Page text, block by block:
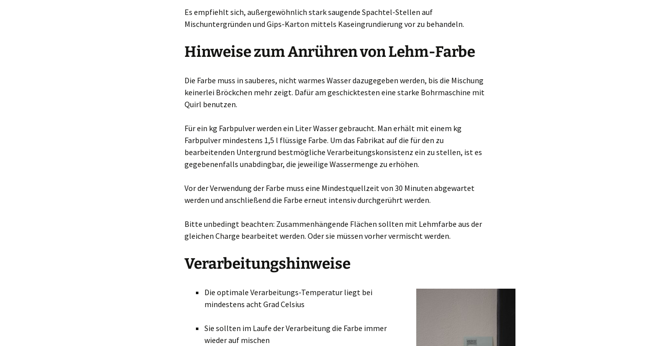
Es empfiehlt sich, außergewöhnlich stark saugende Spachtel-Stellen auf
Mischuntergründen und Gips-Karton mittels Kaseingrundierung vor zu behandeln.
Hinweise zum Anrühren von Lehm-Farbe
Die Farbe muss in sauberes, nicht warmes Wasser dazugegeben werden, bis die Mischung
keinerlei Bröckchen mehr zeigt. Dafür am geschicktesten eine starke Bohrmaschine mit
Quirl benutzen.
Für ein kg Farbpulver werden ein Liter Wasser gebraucht. Man erhält mit einem kg
Farbpulver mindestens 1,5 l flüssige Farbe. Um das Fabrikat auf die für den zu
bearbeitenden Untergrund bestmögliche Verarbeitungskonsistenz ein zu stellen, ist es
gegebenenfalls unabdingbar, die jeweilige Wassermenge zu erhöhen.
Vor der Verwendung der Farbe muss eine Mindestquellzeit von 30 Minuten abgewartet
werden und anschließend die Farbe erneut intensiv durchgerührt werden.
Bitte unbedingt beachten: Zusammenhängende Flächen sollten mit Lehmfarbe aus der
gleichen Charge bearbeitet werden. Oder sie müssen vorher vermischt werden.
Verarbeitungshinweise
Die optimale Verarbeitungs-Temperatur liegt bei
mindestens acht Grad Celsius
Sie sollten im Laufe der Verarbeitung die Farbe immer
wieder auf mischen